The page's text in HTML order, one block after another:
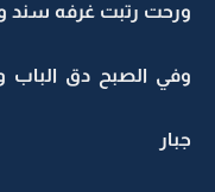
ورحت رتبت غرفه سند
وفي الصبح دق
جبار